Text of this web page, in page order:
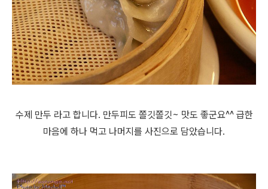
수제 만두 라고 합니다. 만두피도 쫄깃쫄깃~ 맛도 좋군요^^ 급한
마음에 하나 먹고 나머지를 사진으로 담았습니다.